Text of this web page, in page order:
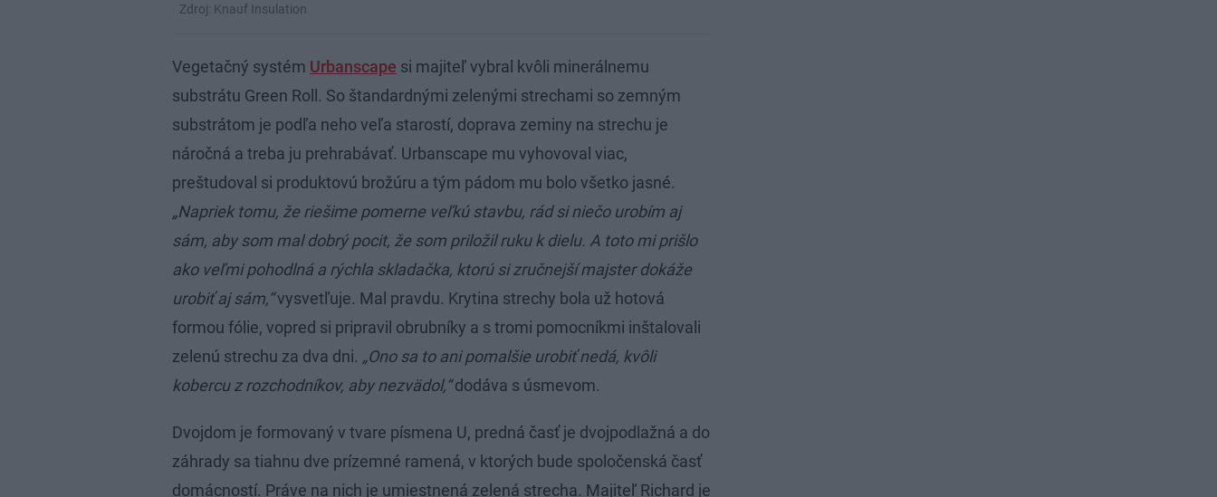
Zdroj: Knauf Insulation
Vegetačný systém Urbanscape si majiteľ vybral kvôli minerálnemu
substrátu Green Roll. So štandardnými zelenými strechami so zemným
substrátom je podľa neho veľa starostí, doprava zeminy na strechu je
náročná a treba ju prehrabávať. Urbanscape mu vyhovoval viac,
preštudoval si produktovú brožúru a tým pádom mu bolo všetko jasné.
„Napriek tomu, že riešime pomerne veľkú stavbu, rád si niečo urobím aj
sám, aby som mal dobrý pocit, že som priložil ruku k dielu. A toto mi prišlo
ako veľmi pohodlná a rýchla skladačka, ktorú si zručnejší majster dokáže
urobiť aj sám,“vysvetľuje. Mal pravdu. Krytina strechy bola už hotová
formou fólie, vopred si pripravil obrubníky a s tromi pomocníkmi inštalovali
zelenú strechu za dva dni. „Ono sa to ani pomalšie urobiť nedá, kvôli
kobercu z rozchodníkov, aby nezvädol,“dodáva s úsmevom.
Dvojdom je formovaný v tvare písmena U, predná časť je dvojpodlažná a do
záhrady sa tiahnu dve prízemné ramená, v ktorých bude spoločenská časť
domácností. Práve na nich je umiestnená zelená strecha. Majiteľ Richard je